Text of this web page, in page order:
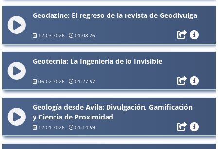
Geodazine: El regreso de la revista de Geodivulga
12-03-2026 01:08:26
Geotecnia: La Ingeniería de lo Invisible
06-02-2026 01:27:57
Geología desde Ávila: Divulgación, Gamificación
y Ciencia de Proximidad
12-01-2026 01:14:59